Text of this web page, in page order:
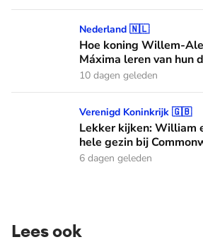
Hoe koning Willem-Alexander en
Nederland 🇳🇱
Hoe koning Willem-
Máxima leren van hun
10 dagen geleden
Lekker kijken: William en Catherine
Verenigd Koninkrijk 🇬🇧
Lekker kijken: William
hele gezin bij
6 dagen geleden
Lees ook